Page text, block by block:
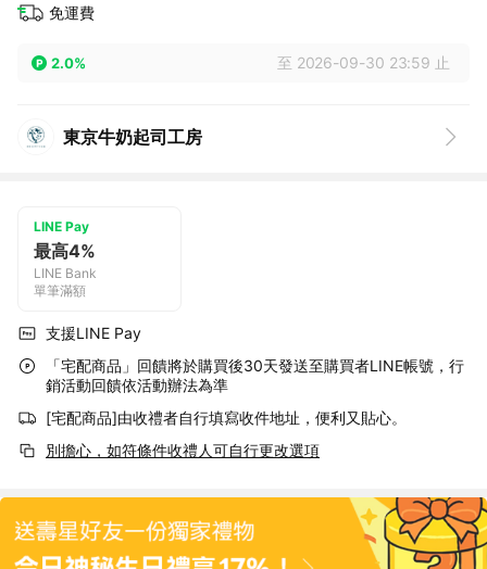
免運費
2.0% 至 2026-09-30 23:59 止
東京牛奶起司工房
LINE Pay
最高4%
LINE Bank
單筆滿額
支援LINE Pay
「宅配商品」回饋將於購買後30天發送至購買者LINE帳號，行
銷活動回饋依活動辦法為準
[宅配商品]由收禮者自行填寫收件地址，便利又貼心。
別擔心，如符條件收禮人可自行更改選項